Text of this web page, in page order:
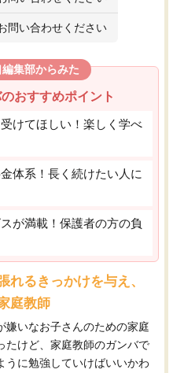
問い合わせください
集部からみた
おすすめポイント
けてほしい！楽しく学べ
体系！長く続けたい人に
が満載！保護者の方の負
れるきっかけを与え、
庭教師
嫌いなお子さんのための家庭
たけど、家庭教師のガンバで
うに勉強していけばいいかわ